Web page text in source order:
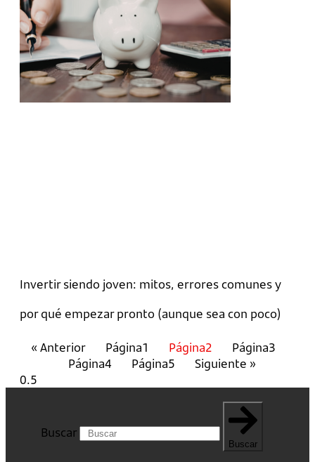
Invertir siendo joven: mitos, errores comunes y
por qué empezar pronto (aunque sea con poco)
« Anterior Página1 Página2 Página3
Página4 Página5 Siguiente »
Buscar
Buscar